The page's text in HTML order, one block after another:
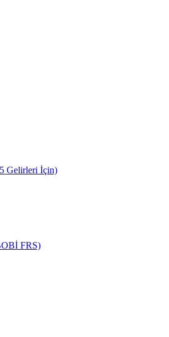
Gelirleri İçin)
FRS)